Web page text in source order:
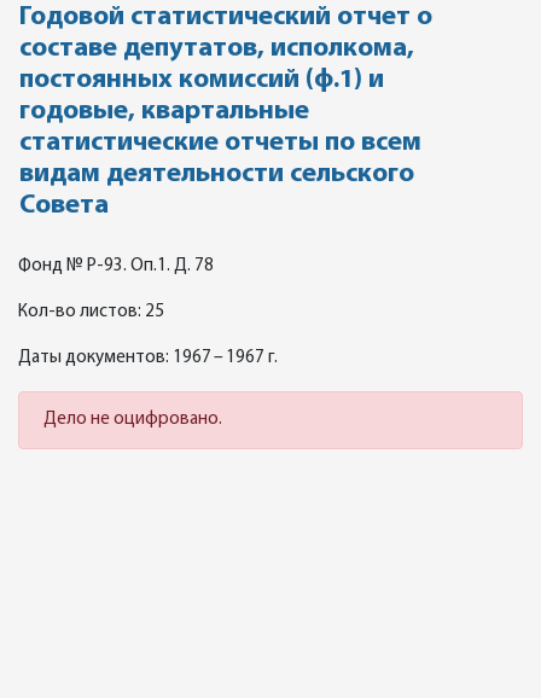
Годовой статистический отчет о
составе депутатов, исполкома,
постоянных комиссий (ф.1) и
годовые, квартальные
статистические отчеты по всем
видам деятельности сельского
Совета
Фонд № Р-93. Оп.1. Д. 78
Кол-во листов: 25
Даты документов: 1967 – 1967 г.
Дело не оцифровано.